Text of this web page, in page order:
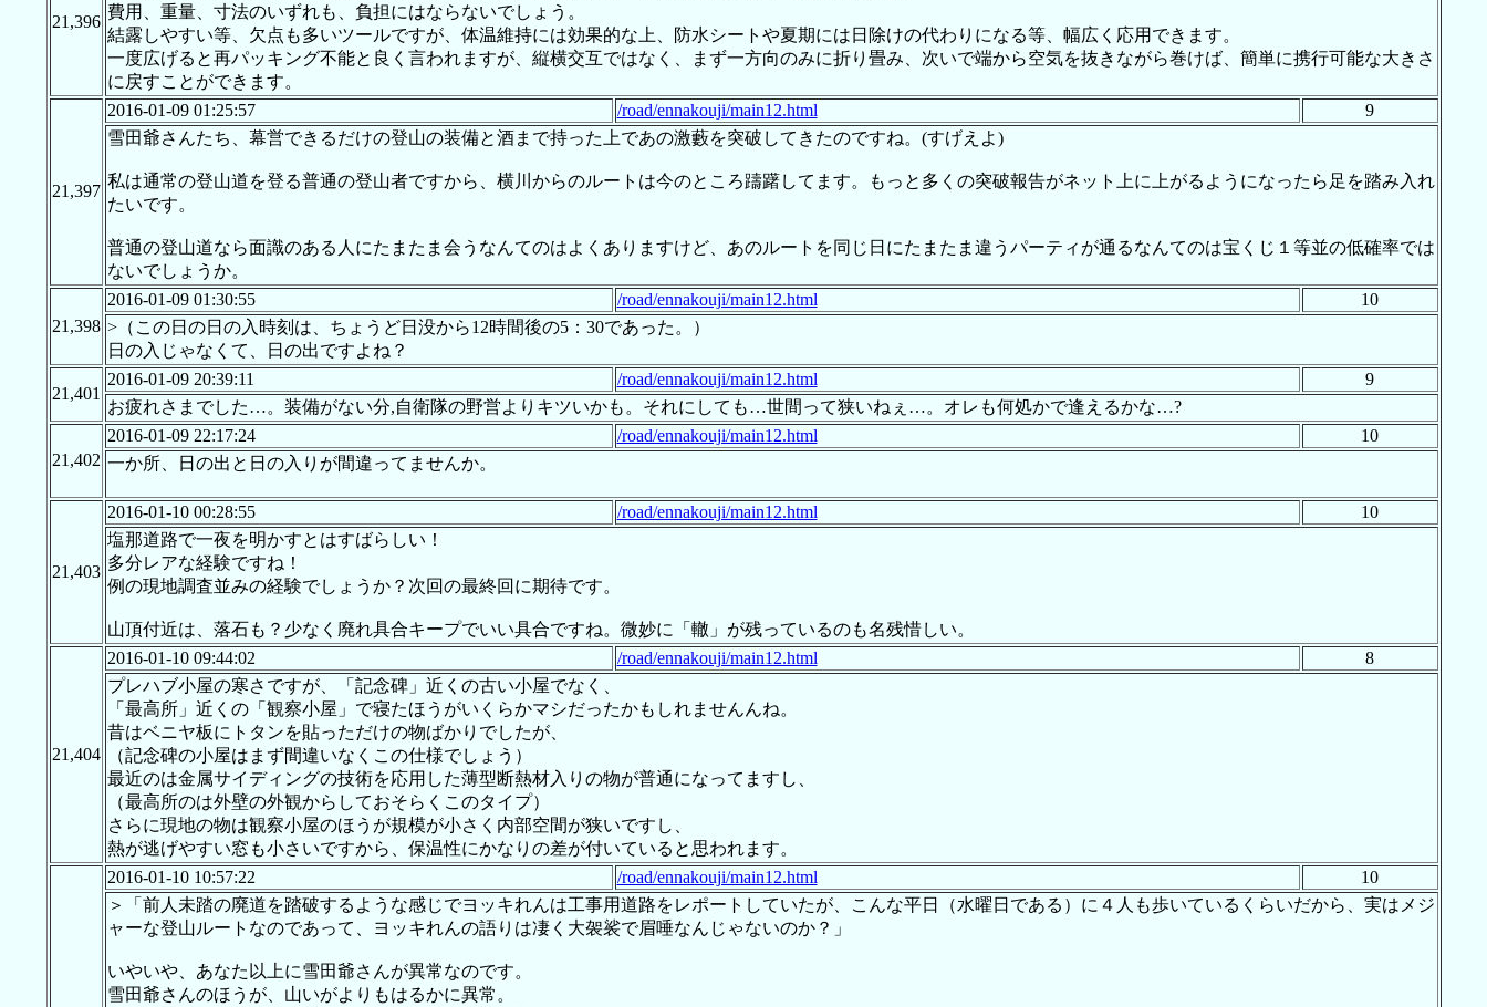
21,396
費用、重量、寸法のいずれも、負担にはならないでしょう。
結露しやすい等、欠点も多いツールですが、体温維持には効果的な上、防水シートや夏期には日除けの代わりになる等、幅広く応用できます。
一度広げると再パッキング不能と良く言われますが、縦横交互ではなく、まず一方向のみに折り畳み、次いで端から空気を抜きながら巻けば、簡単に携行可能な大きさ
に戻すことができます。
21,397
2016-01-09 01:25:57 /road/ennakouji/main12.html
9
雪田爺さんたち、幕営できるだけの登山の装備と酒まで持った上であの激藪を突破してきたのですね。(すげえよ)
私は通常の登山道を登る普通の登山者ですから、横川からのルートは今のところ躊躇してます。もっと多くの突破報告がネット上に上がるようになったら足を踏み入れ
たいです。
普通の登山道なら面識のある人にたまたま会うなんてのはよくありますけど、あのルートを同じ日にたまたま違うパーティが通るなんてのは宝くじ１等並の低確率では
ないでしょうか。
21,398
2016-01-09 01:30:55 /road/ennakouji/main12.html
10
>（この日の日の入時刻は、ちょうど日没から12時間後の5：30であった。）
日の入じゃなくて、日の出ですよね？
21,401
2016-01-09 20:39:11 /road/ennakouji/main12.html
9
お疲れさまでした…。装備がない分,自衛隊の野営よりキツいかも。それにしても…世間って狭いねぇ…。オレも何処かで逢えるかな…?
21,402
2016-01-09 22:17:24 /road/ennakouji/main12.html
10
一か所、日の出と日の入りが間違ってませんか。
21,403
2016-01-10 00:28:55 /road/ennakouji/main12.html
10
塩那道路で一夜を明かすとはすばらしい！
多分レアな経験ですね！
例の現地調査並みの経験でしょうか？次回の最終回に期待です。
山頂付近は、落石も？少なく廃れ具合キープでいい具合ですね。微妙に「轍」が残っているのも名残惜しい。
21,404
2016-01-10 09:44:02 /road/ennakouji/main12.html
8
プレハブ小屋の寒さですが、「記念碑」近くの古い小屋でなく、
「最高所」近くの「観察小屋」で寝たほうがいくらかマシだったかもしれませんんね。
昔はベニヤ板にトタンを貼っただけの物ばかりでしたが、
（記念碑の小屋はまず間違いなくこの仕様でしょう）
最近のは金属サイディングの技術を応用した薄型断熱材入りの物が普通になってますし、
（最高所のは外壁の外観からしておそらくこのタイプ）
さらに現地の物は観察小屋のほうが規模が小さく内部空間が狭いですし、
熱が逃げやすい窓も小さいですから、保温性にかなりの差が付いていると思われます。
2016-01-10 10:57:22 /road/ennakouji/main12.html
10
＞「前人未踏の廃道を踏破するような感じでヨッキれんは工事用道路をレポートしていたが、こんな平日（水曜日である）に４人も歩いているくらいだから、実はメジ
ャーな登山ルートなのであって、ヨッキれんの語りは凄く大袈裟で眉唾なんじゃないのか？」
いやいや、あなた以上に雪田爺さんが異常なのです。
雪田爺さんのほうが、山いがよりもはるかに異常。